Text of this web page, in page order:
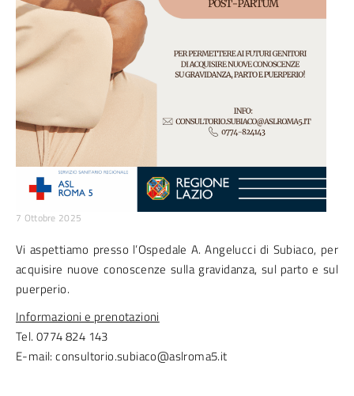
7 Ottobre 2025
Vi aspettiamo presso l’Ospedale A. Angelucci di Subiaco, per
acquisire nuove conoscenze sulla gravidanza, sul parto e sul
puerperio.
Informazioni e prenotazioni
Tel. 0774 824 143
E-mail: consultorio.subiaco@aslroma5.it